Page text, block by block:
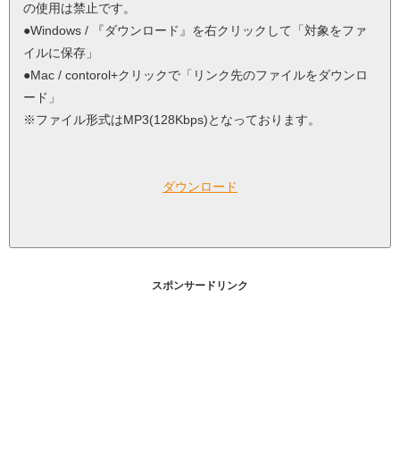
の使用は禁止です。
●Windows / 『ダウンロード』を右クリックして「対象をファ
イルに保存」
●Mac / contorol+クリックで「リンク先のファイルをダウンロ
ード」
※ファイル形式はMP3(128Kbps)となっております。
ダウンロード
スポンサードリンク